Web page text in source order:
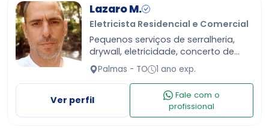
Lazaro M.
Eletricista Residencial e Comercial
Pequenos serviços de serralheria,
drywall, eletricidade, concerto de
telhados
Palmas - TO 1 ano exp.
Ver perfil
Fale com o
profissional